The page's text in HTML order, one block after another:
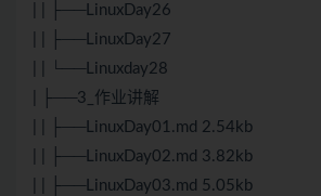
| | ├──LinuxDay26
| | ├──LinuxDay27
| | └──Linuxday28
| ├──3_作业讲解
| | ├──LinuxDay01.md 2.54kb
| | ├──LinuxDay02.md 3.82kb
| | ├──LinuxDay03.md 5.05kb